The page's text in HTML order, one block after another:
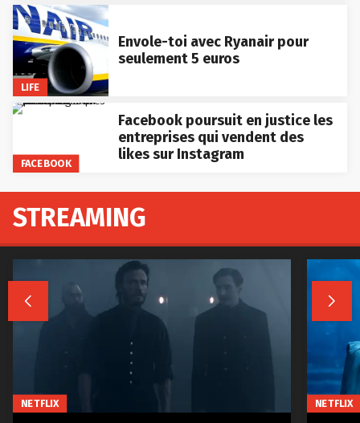
LIFE
Envole-toi avec Ryanair pour
seulement 5 euros
FACEBOOK
Facebook poursuit en justice les
entreprises qui vendent des
likes sur Instagram
STREAMING
 
NETFLIX NETFLIX